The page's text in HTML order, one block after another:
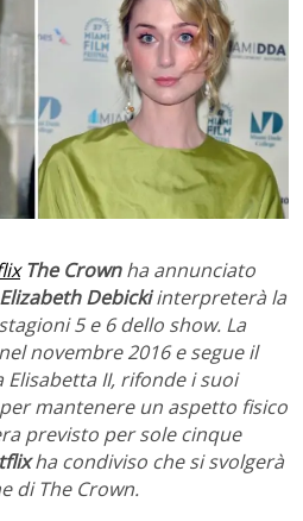
The Crownha annunciato
Elizabeth Debickiinterpreterà la
5 e 6 dello show. La
novembre 2016 e segue il
II, rifonde i suoi
mantenere un aspetto fisico
previsto per sole cinque
ha condiviso che si svolgerà
di The Crown.